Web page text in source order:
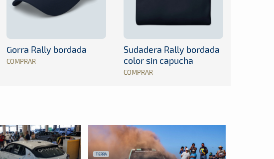
Gorra Rally bordada
COMPRAR
Sudadera Rally bordada
color sin capucha
COMPRAR
TIERRA